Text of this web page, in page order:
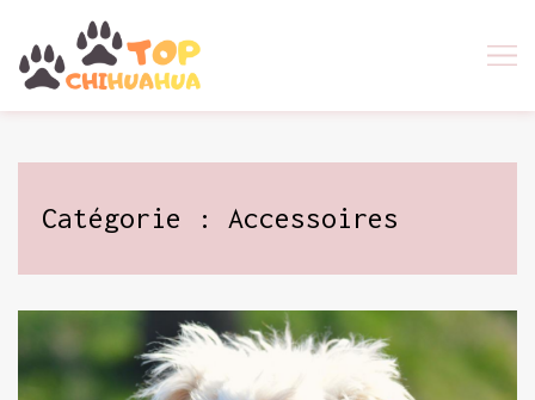
Skip
Catégorie : Accessoires